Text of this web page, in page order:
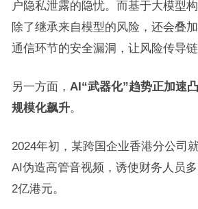
户隐私泄露的隐忧。而基于大模型
除了继承来自模型的风险，还会叠
通信环节的安全漏洞，让风险传导链
另一方面， AI“武器化”趋势正加速
规模化飙升。
2024年初，某跨国企业香港分公司
AI伪造高管音视频，诱使财务人员
2亿港元。